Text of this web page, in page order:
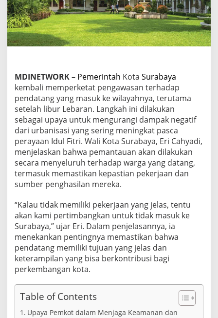
r
a
b
a
y
a
t
u
k
M
e
n
g
a
t
a
s
i
A
r
s
P
e
n
d
a
t
a
n
g
a
s
MDINETWORK – Pemerintah Kota Surabaya
kembali memperketat pengawasan terhadap
pendatang yang masuk ke wilayahnya, terutama
setelah libur Lebaran. Langkah ini dilakukan
sebagai upaya untuk mengurangi dampak negatif
dari urbanisasi yang sering meningkat pasca
perayaan Idul Fitri. Wali Kota Surabaya, Eri Cahyadi,
menjelaskan bahwa pemantauan akan dilakukan
secara menyeluruh terhadap warga yang datang,
termasuk memastikan kepastian pekerjaan dan
sumber penghasilan mereka.
“Kalau tidak memiliki pekerjaan yang jelas, tentu
akan kami pertimbangkan untuk tidak masuk ke
Surabaya,” ujar Eri. Dalam penjelasannya, ia
menekankan pentingnya memastikan bahwa
pendatang memiliki tujuan yang jelas dan
keterampilan yang bisa berkontribusi bagi
perkembangan kota.
Table of Contents
Upaya Pemkot dalam Menjaga Keamanan dan